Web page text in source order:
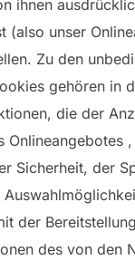
ihnen
(also unser
Zu den
gehören in
die der
Onlineangebotes
Sicherheit, der
der
des von den